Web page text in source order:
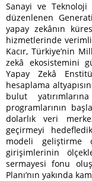
Sanayi ve Teknoloji
düzenlenen
yapay zekânın
hizmetlerinde
Kacır, Türkiye’nin
zekâ ekosistemini
Yapay Zekâ
hesaplama
bulut
programlarının
dolarlık veri
geçirmeyi
modeli geliştirme
girişimlerinin
sermayesi fonu
Planı’nın yakında